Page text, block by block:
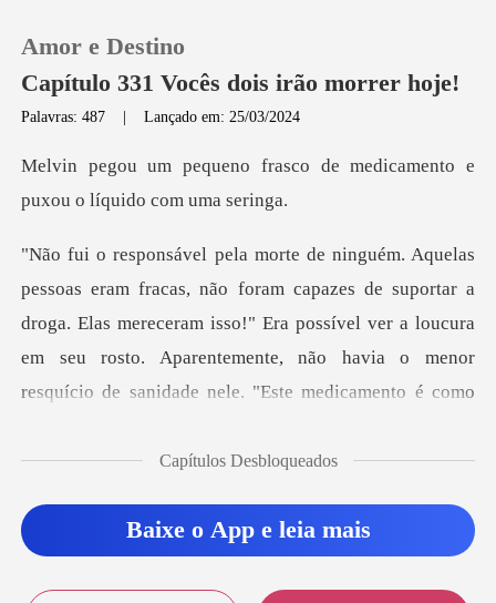
0
Histórico
Sair
Amor e Destino
Capítulo 331 Vocês dois irão morrer hoje!
Palavras: 487 |Lançado em: 25/03/2024
sco de medicamento e
puxou
azes de suportar a
droga. Elas mereceram isso!" Era possível ver a loucura
em seu rosto.
Capítulos Desbloqueados
Baixe o App e leia mais